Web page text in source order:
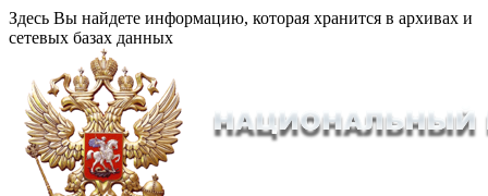
Здесь Вы найдете информацию, которая хранится в архивах и
сетевых базах данных